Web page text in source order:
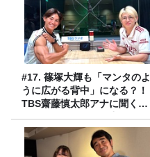
#17. 篠塚大輝も「マンタのよ
うに広がる背中」になる？！
TBS齋藤慎太郎アナに聞くメ
ンズフィジークの魅力！！